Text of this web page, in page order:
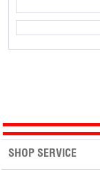
SHOP SERVICE